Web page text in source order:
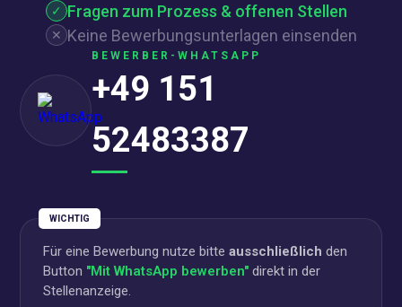
✓ Fragen zum Prozess & offenen Stellen
✕ Keine Bewerbungsunterlagen einsenden
BEWERBER-WHATSAPP
+49 151
52483387
WICHTIG
Für eine Bewerbung nutze bitteausschließlich den
Button "Mit WhatsApp bewerben" direkt in der
Stellenanzeige.